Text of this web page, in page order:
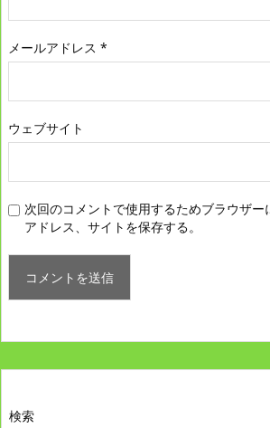
メールアドレス *
ウェブサイト
次回のコメントで使用するためブラウザ
アドレス、サイトを保存する。
検索